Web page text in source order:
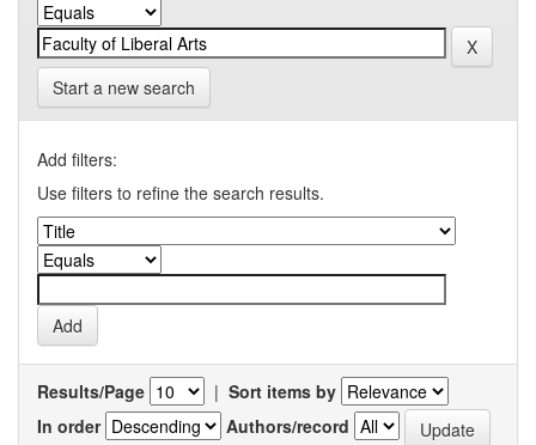
Start a new search
Add filters:
Use filters to refine the search results.
Results/Page | Sort items by
In order
Authors/record